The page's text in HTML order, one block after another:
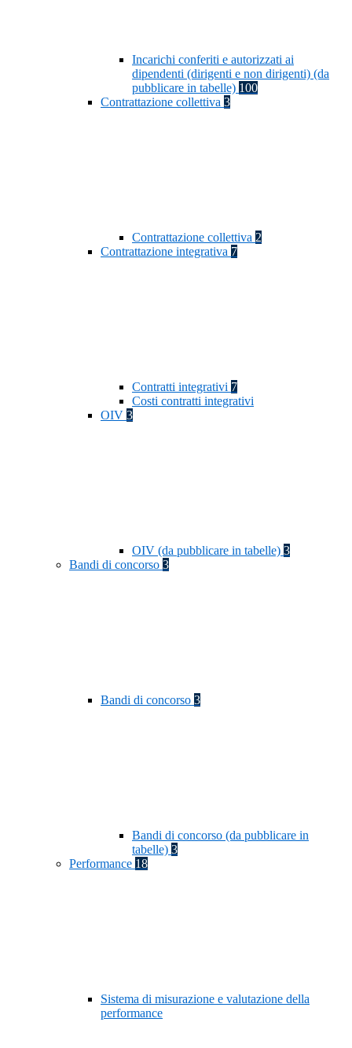
Incarichi conferiti e autorizzati ai
dipendenti (dirigenti e non dirigenti) (da
pubblicare in tabelle) 100
Contrattazione collettiva 3
Contrattazione collettiva 2
Contrattazione integrativa 7
Contratti integrativi 7
Costi contratti integrativi
OIV 3
OIV (da pubblicare in tabelle) 3
Bandi di concorso 3
Bandi di concorso 3
Bandi di concorso (da pubblicare in
tabelle) 3
Performance 18
Sistema di misurazione e valutazione della
performance